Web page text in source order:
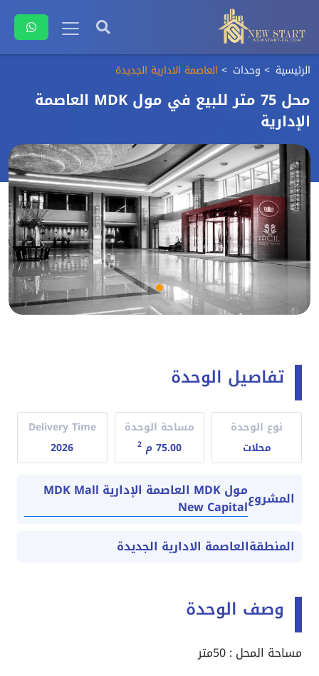
الرئيسية وحدات العاصمة الادارية الجديدة
محل 75 متر للبيع في مول MDK العاصمة
الإدارية
تفاصيل الوحدة
نوع الوحدة
محلات
مساحة الوحدة
75.00 م
2
Delivery Time
2026
المشروع مول MDK العاصمة الإدارية MDK Mall
New Capital
المنطقةالعاصمة الادارية الجديدة
وصف الوحدة
مساحة المحل : 50متر